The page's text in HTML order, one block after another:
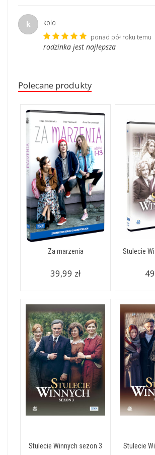
k
kolo
ponad pół roku temu
rodzinka jest najlepsza
Polecane produkty
Za marzenia
39,99 zł
Stulecie
Stulecie Winnych sezon 3 Stulecie